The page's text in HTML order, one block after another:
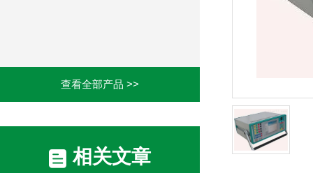
查看全部产品 >>
相关文章